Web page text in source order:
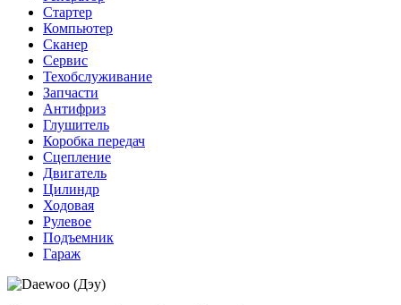
Стартер
Компьютер
Сканер
Сервис
Техобслуживание
Запчасти
Антифриз
Глушитель
Коробка передач
Сцепление
Двигатель
Цилиндр
Ходовая
Рулевое
Подъемник
Гараж